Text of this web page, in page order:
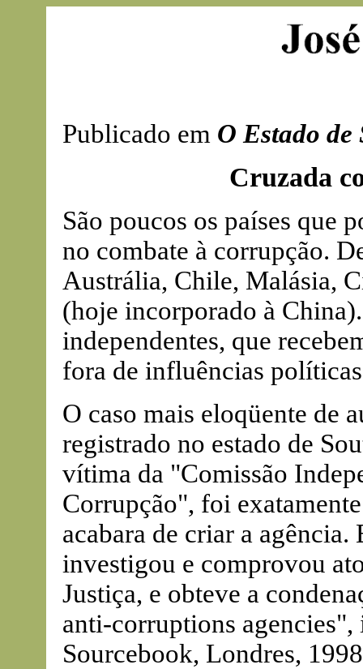
Publicado em O Estado de
Cruzada
São poucos os países que
no combate à corrupção.
Austrália, Chile, Malásia,
(hoje incorporado à
independentes, que
fora de influências
O caso mais eloqüente de
registrado no estado de
vítima da "Comissão
Corrupção", foi
acabara de criar a
investigou e comprovou
Justiça, e obteve a
anti-corruptions
Sourcebook, Londres,